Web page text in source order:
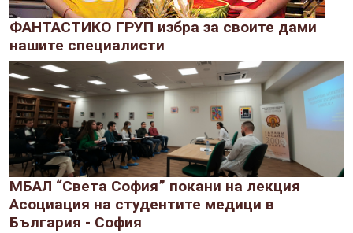
ФАНТАСТИКО ГРУП избра за своите дами
нашите специалисти
МБАЛ “Света София” покани на лекция
Асоциация на студентите медици в
България - София